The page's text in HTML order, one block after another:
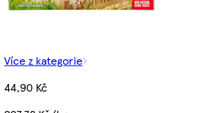
Více z kategorie
44,90 Kč